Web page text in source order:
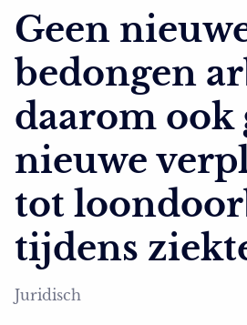
Geen
bedongen
daarom ook
nieuwe
tot
tijdens
Juridisch